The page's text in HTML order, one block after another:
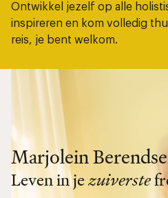
Ontwikkel jezelf op alle
inspireren en kom volledig
reis, je bent welkom.
Marjolein
Leven in jezuiverste